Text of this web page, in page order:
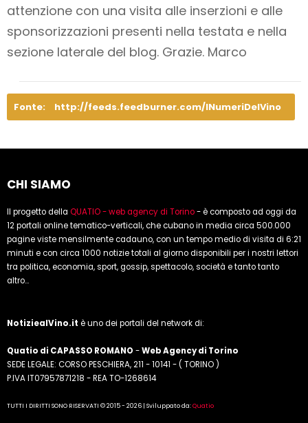
attenzione con una visita alle inserzioni e alle
sponsorizzazioni presenti nella testata e nella
sezione laterale del blog. Grazie. Marco
Fonte: http://feeds.feedburner.com/INumeriDelVino
CHI SIAMO
Il progetto della QUATIO - web agency di Torino- è composto ad oggi da
12 portali online tematico-verticali, che cubano in media circa 500.000
pagine viste mensilmente cadauno, con un tempo medio di visita di 6:21
minuti e con circa 1000 notizie totali al giorno disponibili per i nostri lettori
tra politica, economia, sport, gossip, spettacolo, società e tanto tanto
altro...
NotiziealVino.it è uno dei portali del network di:
Quatio di CAPASSO ROMANO -Web Agency di Torino
SEDE LEGALE: CORSO PESCHIERA, 211 - 10141 - ( TORINO )
P.IVA IT07957871218 - REA TO-1268614
TUTTI I DIRITTI SONO RISERVATI © 2015 - 2026 | Sviluppato da:Quatio